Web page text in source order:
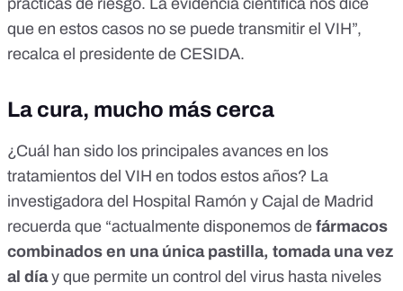
que en estos casos no se puede transmitir el VIH”,
recalca el presidente de CESIDA.
La cura, mucho más cerca
¿Cuál han sido los principales avances en los
tratamientos del VIH en todos estos años? La
investigadora del Hospital Ramón y Cajal de Madrid
recuerda que “actualmente disponemos de fármacos
combinados en una única pastilla, tomada una vez
al díay que permite un control del virus hasta niveles